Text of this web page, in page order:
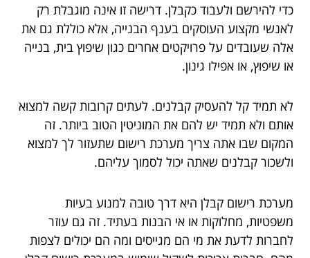
כדי להירשם ולעבוד כקבלן. דרישה זו אינה מוגבלת רק
לאנשי מקצוע העוסקים בענף הבנייה, אלא כוללת גם את
אלה שעובדים על פרויקטים אחרים כגון שיפוץ בית, בנייה
או שיפוץ, או אפילו גינון.
לא תמיד קל להעסיק קבלנים. לעתים קרובות קשה למצוא
אותם ולא תמיד יש להם את המוניטין הטוב ביותר. זה
המקום שבו אתה צריך מערכת רישום שתעזור לך למצוא
ולשכור קבלנים שאתה יכול לסמוך עליהם.
מערכת רישום קבלן היא דרך טובה למנוע בעיות
משפטיות, מחלוקות או אי הבנות בעתיד. זה גם עוזר
לחברות לדעת את מי הם מגייסים ומה הם יכולים לצפות